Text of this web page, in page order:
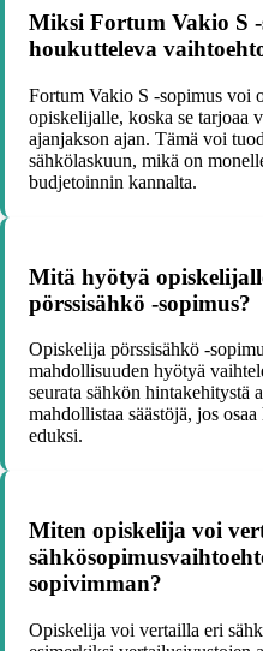
Miksi Fortum Vakio S
houkutteleva
Fortum Vakio S -sopimus voi
opiskelijalle, koska se tarjoaa
ajanjakson ajan. Tämä voi
sähkölaskuun, mikä on
budjetoinnin kannalta.
Mitä hyötyä
pörssisähkö -sopimus?
Opiskelija pörssisähkö -
mahdollisuuden hyötyä
seurata sähkön hintakehitystä
mahdollistaa säästöjä, jos
eduksi.
Miten opiskelija voi
sopivimman?
Opiskelija voi vertailla eri